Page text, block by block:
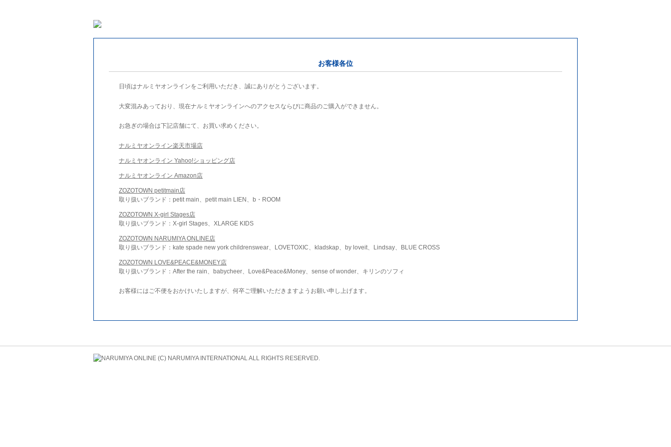
お客様各位
日頃はナルミヤオンラインをご利用いただき、誠にありがとうございます。
大変混みあっており、現在ナルミヤオンラインへのアクセスならびに商品のご購入ができません。
お急ぎの場合は下記店舗にて、お買い求めください。
ナルミヤオンライン楽天市場店
ナルミヤオンライン Yahoo!ショッピング店
ナルミヤオンライン Amazon店
ZOZOTOWN petitmain店
取り扱いブランド：petit main、petit main LIEN、b・ROOM
ZOZOTOWN X-girl Stages店
取り扱いブランド：X-girl Stages、XLARGE KIDS
ZOZOTOWN NARUMIYA ONLINE店
取り扱いブランド：kate spade new york childrenswear、LOVETOXIC、kladskap、by loveit、Lindsay、BLUE CROSS
ZOZOTOWN LOVE&PEACE&MONEY店
取り扱いブランド：After the rain、babycheer、Love&Peace&Money、sense of wonder、キリンのソフィ
お客様にはご不便をおかけいたしますが、何卒ご理解いただきますようお願い申し上げます。